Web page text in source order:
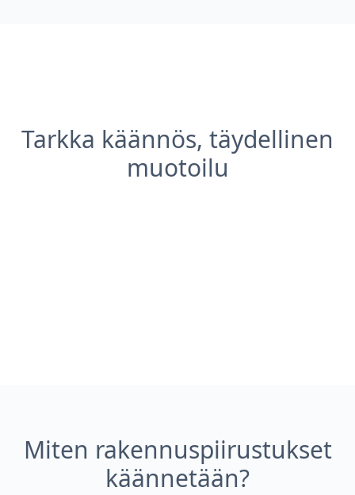
Tarkka käännös, täydellinen
muotoilu
Miten rakennuspiirustukset
käännetään?